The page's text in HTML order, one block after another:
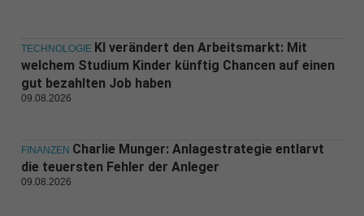
TECHNOLOGIE KI verändert den Arbeitsmarkt: Mit
welchem Studium Kinder künftig Chancen auf einen
gut bezahlten Job haben
09.08.2026
FINANZEN Charlie Munger: Anlagestrategie entlarvt
die teuersten Fehler der Anleger
09.08.2026